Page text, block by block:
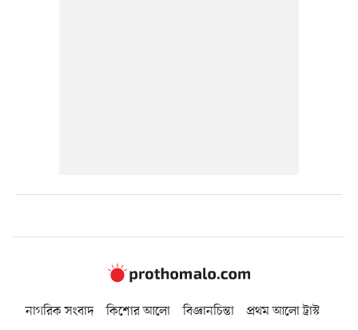
নাগরিক সংবাদ কিশোর আলো বিজ্ঞানচিন্তা
প্রথম আলো ট্রাস্ট